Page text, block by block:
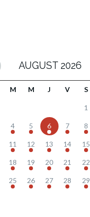
AUGUST 2026
M M J V S
1
4 5 6 7 8
11 12 13 14 15
18 19 20 21 22
25 26 27 28 29